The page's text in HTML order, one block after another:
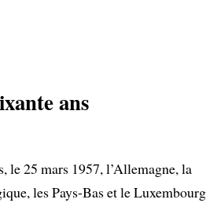
ans
le 25 mars 1957, l’Allemagne, la
les Pays-Bas et le Luxembourg